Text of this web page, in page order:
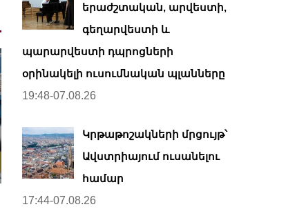
երաժշտական, արվեստի,
գեղարվեստի և
պարարվեստի դպրոցների
օրինակելի ուսումնական պլանները
19:48-07.08.26
Կրթաթոշակների մրցույթ՝
Ավստրիայում ուսանելու
համար
17:44-07.08.26